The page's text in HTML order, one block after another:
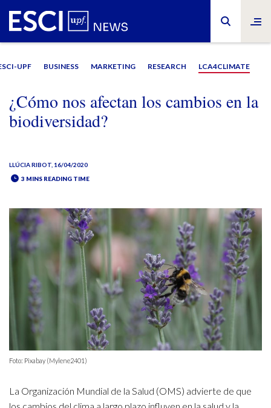
UPF BUSINESS MARKETING RESEARCH LCA4CLIMATE
¿Cómo nos afectan los cambios en la
biodiversidad?
LLÚCIA RIBOT , 16/04/2020
3 MINS READING TIME
Foto: Pixabay (Mylene2401)
La Organización Mundial de la Salud (OMS) advierte de que